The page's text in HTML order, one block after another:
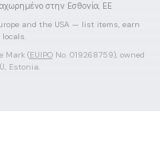
στην Εσθονία, ΕΕ
and the USA — list items, earn
locals.
Mark (EUIPO No. 019268759), owned
Estonia.